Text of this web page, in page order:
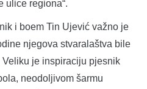
ulice regiona“.
i boem Tin Ujević važno je
njegova stvaralaštva bile
je inspiraciju pjesnik
neodoljivom šarmu